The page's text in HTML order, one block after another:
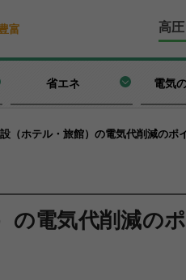
富 高圧
省エネ 電気
（ホテル・旅館）の電気代削減のポ
の電気代削減の